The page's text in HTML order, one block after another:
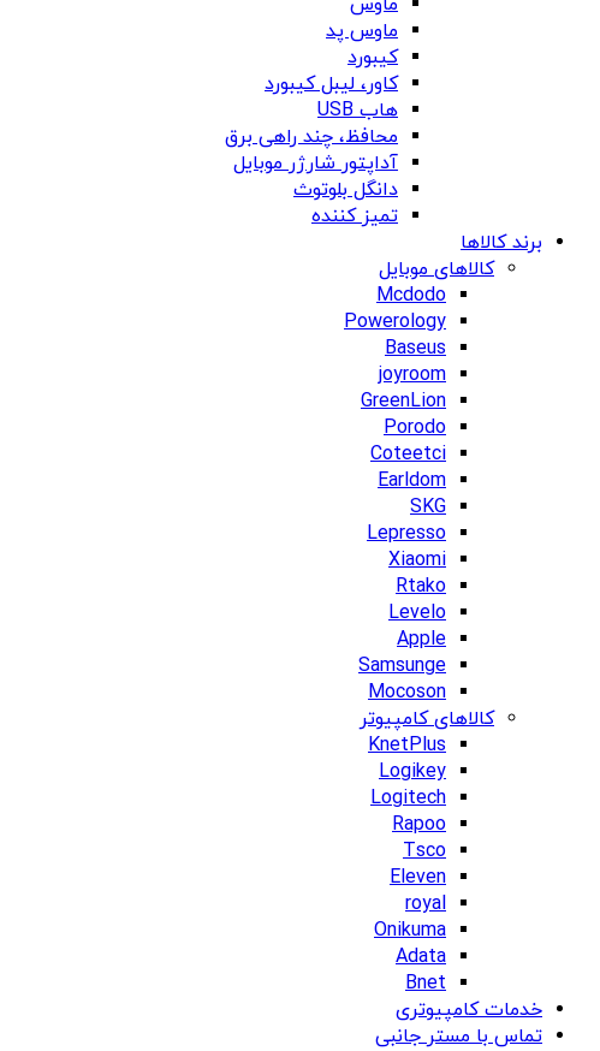
ماوس پد
کیبورد
کاور، لیبل کیبورد
هاب USB
محافظ، چند راهی برق
آداپتور شارژر موبایل
دانگل بلوتوث
تمیز کننده
برند کالاها
کالاهای موبایل
Mcdodo
Powerology
Baseus
joyroom
GreenLion
Porodo
Coteetci
Earldom
SKG
Lepresso
Xiaomi
Rtako
Levelo
Apple
Samsunge
Mocoson
کالاهای کامپیوتر
KnetPlus
Logikey
Logitech
Rapoo
Tsco
Eleven
royal
Onikuma
Adata
Bnet
خدمات کامپیوتری
تماس با مستر جانبی